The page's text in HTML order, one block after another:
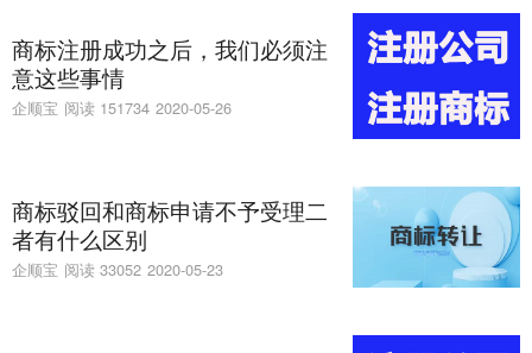
商标注册成功之后，我们必须注
意这些事情
企顺宝 阅读 151734 2020-05-26
商标驳回和商标申请不予受理二
者有什么区别
企顺宝 阅读 33052 2020-05-23